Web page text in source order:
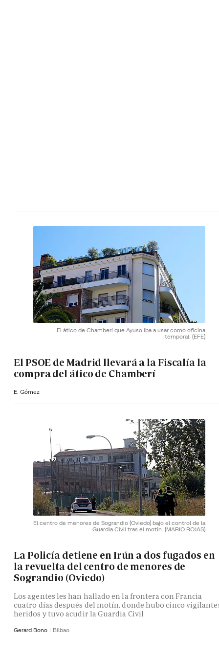
El ático de Chamberí que Ayuso iba a usar como oficina
temporal. (EFE)
El PSOE de Madrid llevará a la Fiscalía la
compra del ático de Chamberí
E. Gómez
El centro de menores de Sograndio (Oviedo) bajo el control de la
Guardia Civil tras el motín. (MARIO ROJAS)
La Policía detiene en Irún a dos fugados en
la revuelta del centro de menores de
Sograndio (Oviedo)
Los agentes les han hallado en la frontera con Francia
cuatro días después del motín, donde hubo cinco
heridos y tuvo acudir la Guardia Civil
Gerard Bono Bilbao